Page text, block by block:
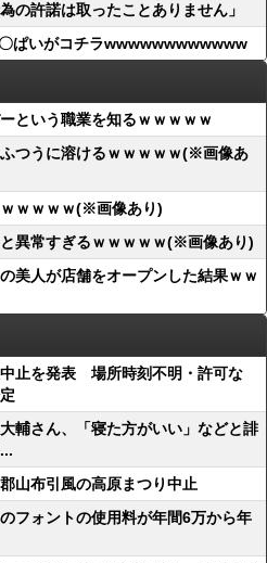
の許諾は取ったことありません」
ぱいがコチラwwwwwwwwwwww
という職業を知るｗｗｗｗｗ
ふつうに溶けるｗｗｗｗｗ(※画像あ
ｗｗｗｗｗ(※画像あり)
異常すぎるｗｗｗｗｗ(※画像あり)
美人が店舗をオープンした結果ｗｗ
止を発表 場所時刻不明・許可な
輔さん、「寝た方がいい」などと誹
山布引風の高原まつり中止
フォントの使用料が年間6万から年